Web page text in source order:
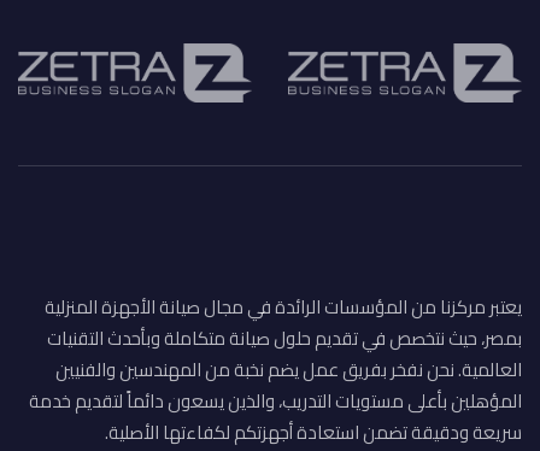
يعتبر مركزنا من المؤسسات الرائدة في مجال صيانة الأجهزة المنزلية
بمصر، حيث نتخصص في تقديم حلول صيانة متكاملة وبأحدث التقنيات
العالمية. نحن نفخر بفريق عمل يضم نخبة من المهندسين والفنيين
المؤهلين بأعلى مستويات التدريب، والذين يسعون دائماً لتقديم خدمة
سريعة ودقيقة تضمن استعادة أجهزتكم لكفاءتها الأصلية.